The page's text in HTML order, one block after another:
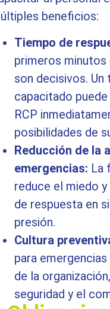
beneficios:
Tiempo de
primeros minutos
son decisivos. Un
capacitado
RCP
posibilidades de
Reducción de la
emergencias: La
reduce el miedo
de respuesta en
presión.
Cultura
para
de la
seguridad y el